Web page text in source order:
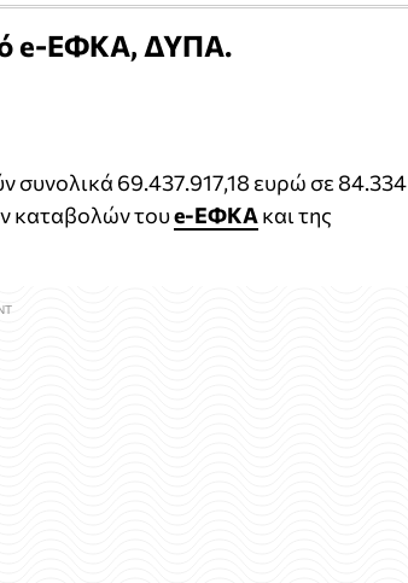
e-ΕΦΚΑ, ΔΥΠΑ.
συνολικά 69.437.917,18 ευρώ σε 84.334
καταβολών τουe-ΕΦΚΑκαι της